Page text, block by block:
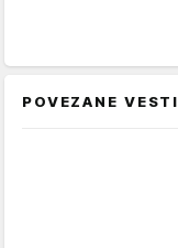
POVEZANE VESTI